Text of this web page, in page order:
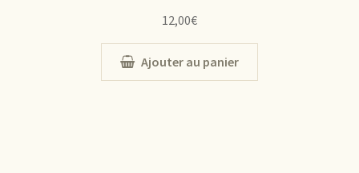
12,00€
Ajouter au panier